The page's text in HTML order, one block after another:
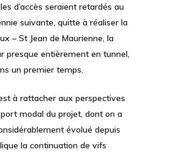
d’accès seraient retardés au
suivante, quitte à réaliser la
– St Jean de Maurienne, la
presque entièrement en tunnel,
un premier temps.
à rattacher aux perspectives
modal du projet, dont on a
évolué depuis
la continuation de vifs